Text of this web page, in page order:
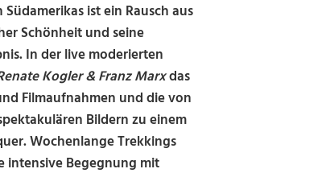
ist ein Rausch aus
Schönheit und seine
In der live moderierten
Kogler & Franz Marxdas
Filmaufnahmen und die von
Bildern zu einem
Wochenlange Trekkings
intensive Begegnung mit